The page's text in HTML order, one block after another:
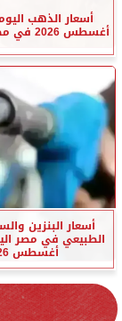
أغسطس 2026 في مصر.. كم يبلغ...
أسعار البنزين
أغسطس 2026